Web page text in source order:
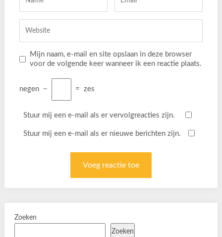
Mijn naam, e-mail en site opslaan in deze browser
voor de volgende keer wanneer ik een reactie plaats.
negen − = zes
Stuur mij een e-mail als er vervolgreacties zijn.
Stuur mij een e-mail als er nieuwe berichten zijn.
Zoeken
Zoeken